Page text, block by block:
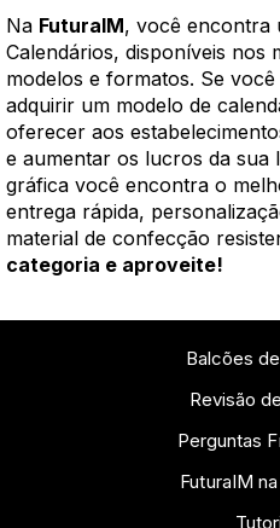
Na FuturaIM, você encontra
Calendários, disponíveis nos
modelos e formatos. Se
adquirir um modelo de
oferecer aos
e aumentar os lucros da sua
gráfica você encontra o
entrega rápida,
material de confecção
categoria e aproveite!
Balcões
Revisão
Perguntas
FuturaIM